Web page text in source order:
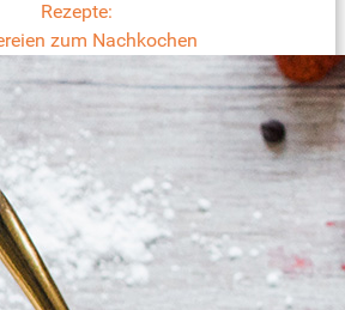
Rezepte:
zum Nachkochen